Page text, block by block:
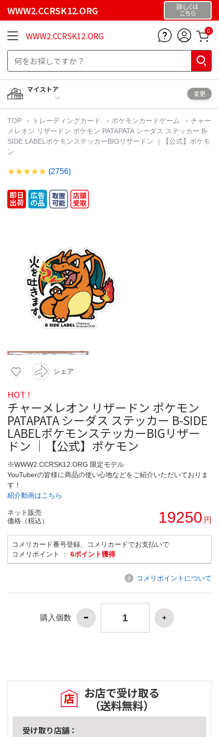
WWW2.CCRSK12.ORG 詳しくは
こちら
WWW2.CCRSK12.ORG 0
マイストア
変更
TOP トレーディングカード ポケモンカードゲーム
チャー
メレオン リザードン ポケモン PATAPATA シーダス ステッカー B-
SIDE LABELポケモンステッカーBIGリザードン ｜【公式】ポケモ
ン
(2756)
シェア
HOT !
チャーメレオン リザードン ポケモン
PATAPATA シーダス ステッカー B-SIDE
LABELポケモンステッカーBIGリザー
ドン ｜【公式】ポケモン
※WWW2.CCRSK12.ORG 限定モデル
YouTuberの皆様に商品の使い心地などをご紹介いただいておりま
す！
紹介動画はこちら
ネット販売
価格（税込）
19250 円
コメリカード番号登録、コメリカードでお支払いで
コメリポイント ： 6ポイント獲得
コメリポイントについて
購入個数
お店で受け取る
（送料無料）
受け取り店舗：